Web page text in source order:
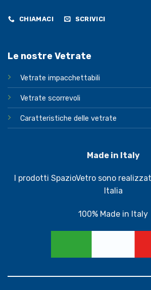
CHIAMACI SCRIVICI
Le nostre Vetrate
Vetrate impacchettabili
Vetrate scorrevoli
Caratteristiche delle vetrate
Made in Italy
I prodotti SpazioVetro sono
Italia
100% Made in Italy